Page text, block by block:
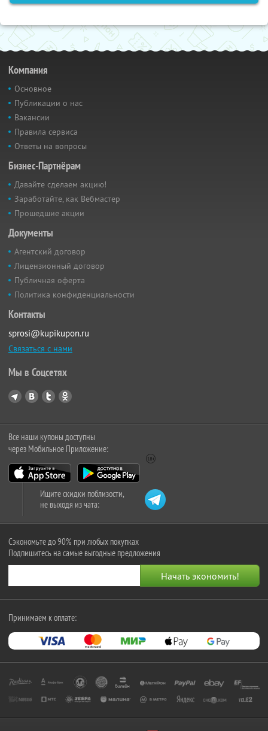
Компания
Основное
Публикации о нас
Вакансии
Правила сервиса
Ответы на вопросы
Бизнес-Партнёрам
Давайте сделаем акцию!
Заработайте, как Вебмастер
Прошедшие акции
Документы
Агентский договор
Лицензионный договор
Публичная оферта
Политика конфиденциальности
Контакты
sprosi@kupikupon.ru
Связаться с нами
Мы в Соцсетях
Все наши купоны доступны
через Мобильное Приложение:
Ищите скидки поблизости,
не выходя из чата:
Сэкономьте до 90% при любых покупках
Подпишитесь на самые выгодные предложения
Принимаем к оплате: